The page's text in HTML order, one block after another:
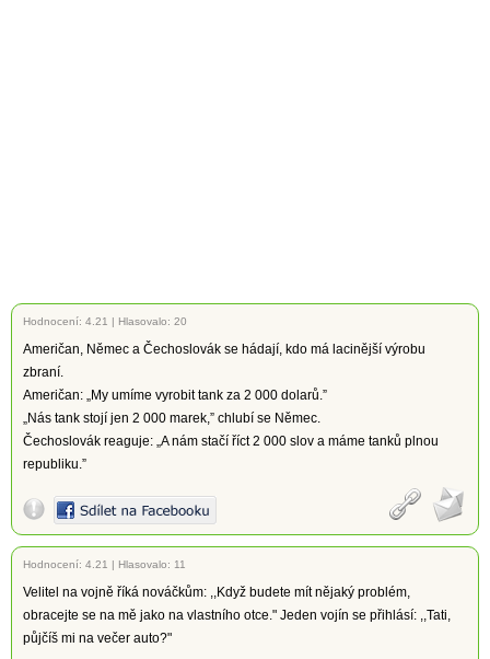
Hodnocení: 4.21 | Hlasovalo: 20
Američan, Němec a Čechoslovák se hádají, kdo má lacinější výrobu
zbraní.
Američan: „My umíme vyrobit tank za 2 000 dolarů.”
„Nás tank stojí jen 2 000 marek,” chlubí se Němec.
Čechoslovák reaguje: „A nám stačí říct 2 000 slov a máme tanků plnou
republiku.”
Hodnocení: 4.21 | Hlasovalo: 11
Velitel na vojně říká nováčkům: ,,Když budete mít nějaký problém,
obracejte se na mě jako na vlastního otce." Jeden vojín se přihlásí: ,,Tati,
půjčíš mi na večer auto?"